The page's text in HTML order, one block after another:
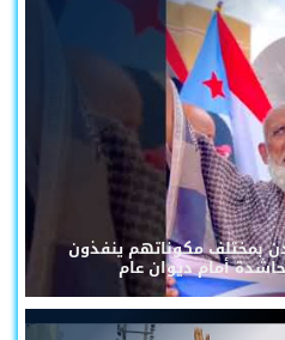
بمختلف مكوناتهم ينفذون
أمام ديوان عام